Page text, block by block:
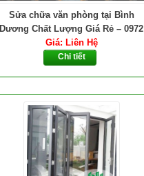
Sửa chữa văn phòng tại Bình
Dương Chất Lượng Giá Rẻ – 0972
134 785
Giá: Liên Hệ
Chi tiết